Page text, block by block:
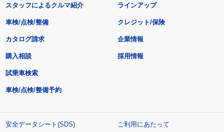
スタッフによるクルマ紹介 ラインアップ
車検/点検/整備 クレジット/保険
カタログ請求
購入相談
試乗車検索
車検/点検/整備予約
企業情報
採用情報
安全データシート(SDS)
ご利用にあたって